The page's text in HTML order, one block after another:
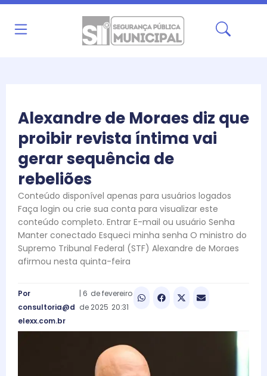
Ir
Alexandre de Moraes diz que
proibir revista íntima vai
gerar sequência de
rebeliões
Conteúdo disponível apenas para usuários logados
Faça login ou crie sua conta para visualizar este
conteúdo completo. Entrar E-mail ou usuário Senha
Manter conectado Esqueci minha senha O ministro do
Supremo Tribunal Federal (STF) Alexandre de Moraes
afirmou nesta quinta-feira
Por
consultoria@d
elexx.com.br
| 6 defevereiro
de 2025 20:31